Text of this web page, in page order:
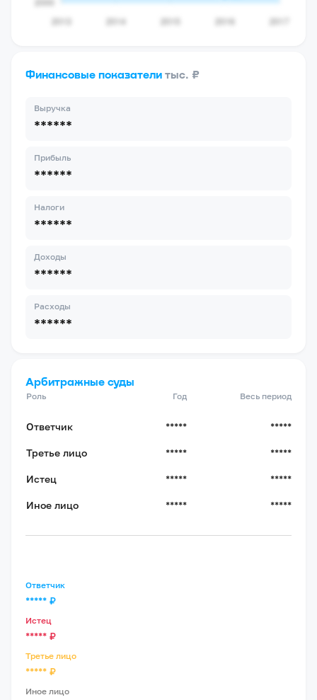
Финансовые показатели тыс. ₽
Выручка
******
Прибыль
******
Налоги
******
Доходы
******
Расходы
******
Арбитражные суды
Роль Год Весь период
Ответчик ***** *****
Третье лицо ***** *****
Истец ***** *****
Иное лицо ***** *****
Ответчик
***** ₽
Истец
***** ₽
Третье лицо
***** ₽
Иное лицо